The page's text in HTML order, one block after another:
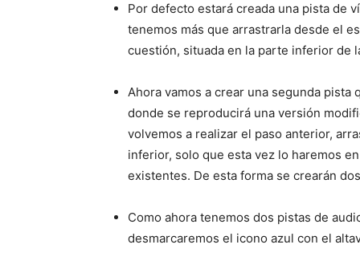
Por defecto estará creada una pista de
tenemos más que arrastrarla desde el
cuestión, situada en la parte inferior de
Ahora vamos a crear una segunda
donde se reproducirá una versión
volvemos a realizar el paso anterior,
inferior, solo que esta vez lo haremos
existentes. De esta forma se crearán
Como ahora tenemos dos pistas de
desmarcaremos el icono azul con el